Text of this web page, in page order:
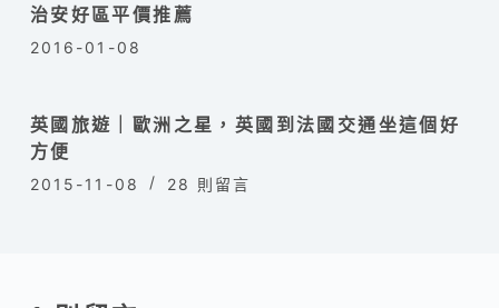
治安好區平價推薦
2016-01-08
英國旅遊｜歐洲之星，英國到法國交通坐這個好
方便
2015-11-08 28 則留言